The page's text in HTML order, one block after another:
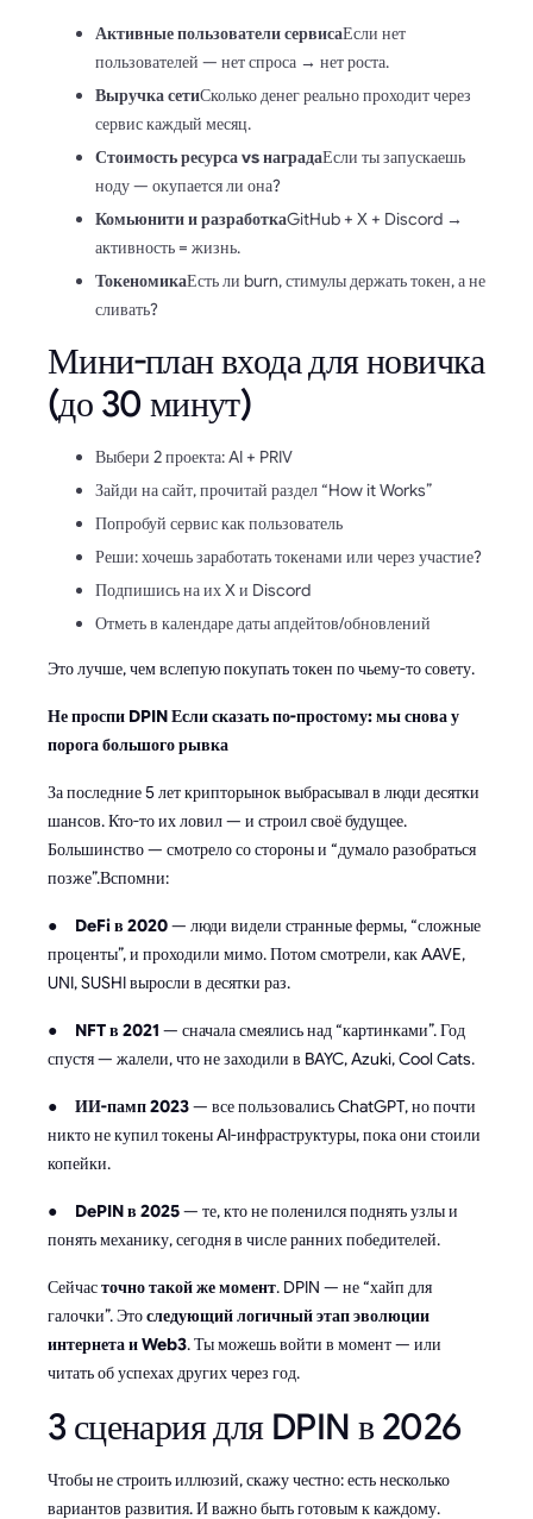
Активные пользователи сервисаЕсли нет
пользователей — нет спроса → нет роста.
Выручка сетиСколько денег реально проходит через
сервис каждый месяц.
Стоимость ресурса vs наградаЕсли ты запускаешь
ноду — окупается ли она?
Комьюнити и разработкаGitHub + X + Discord →
активность = жизнь.
ТокеномикаЕсть ли burn, стимулы держать токен, а не
сливать?
Мини-план входа для новичка
(до 30 минут)
Выбери 2 проекта: AI + PRIV
Зайди на сайт, прочитай раздел “How it Works”
Попробуй сервис как пользователь
Реши: хочешь заработать токенами или через участие?
Подпишись на их X и Discord
Отметь в календаре даты апдейтов/обновлений
Это лучше, чем вслепую покупать токен по чьему-то совету.
Не проспи DPINЕсли сказать по-простому: мы снова у
порога большого рывка
За последние 5 лет крипторынок выбрасывал в люди десятки
шансов. Кто-то их ловил — и строил своё будущее.
Большинство — смотрело со стороны и “думало разобраться
позже”.Вспомни:
● DeFi в 2020— люди видели странные фермы, “сложные
проценты”, и проходили мимо. Потом смотрели, как AAVE,
UNI, SUSHI выросли в десятки раз.
● NFT в 2021 — сначала смеялись над “картинками”. Год
спустя — жалели, что не заходили в BAYC, Azuki, Cool Cats.
● ИИ-памп 2023— все пользовались ChatGPT, но почти
никто не купил токены AI-инфраструктуры, пока они стоили
копейки.
● DePIN в 2025— те, кто не поленился поднять узлы и
понять механику, сегодня в числе ранних победителей.
Сейчасточно такой же момент. DPIN — не “хайп для
галочки”. Этоследующий логичный этап эволюции
интернета и Web3. Ты можешь войти в момент — или
читать об успехах других через год.
3 сценария для DPIN в 2026
Чтобы не строить иллюзий, скажу честно: есть несколько
вариантов развития. И важно быть готовым к каждому.